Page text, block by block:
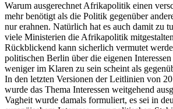
Warum ausgerechnet Afrikapolitik einen
mehr benötigt als die Politik gegenüber
nur erahnen. Natürlich hat es auch damit zu
viele Ministerien die Afrikapolitik
Rückblickend kann sicherlich vermutet
politischen Berlin über die eigenen
weniger im Klaren zu sein scheint als
In den letzten Versionen der Leitlinien von
wurde das Thema Interessen weitgehend
Vagheit wurde damals formuliert, es sei in